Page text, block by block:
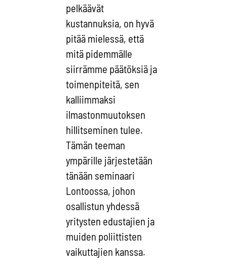
pelkäävät
kustannuksia, on hyvä
pitää mielessä, että
mitä pidemmälle
siirrämme päätöksiä ja
toimenpiteitä, sen
kalliimmaksi
ilmastonmuutoksen
hillitseminen tulee.
Tämän teeman
ympärille järjestetään
tänään seminaari
Lontoossa, johon
osallistun yhdessä
yritysten edustajien ja
muiden poliittisten
vaikuttajien kanssa.